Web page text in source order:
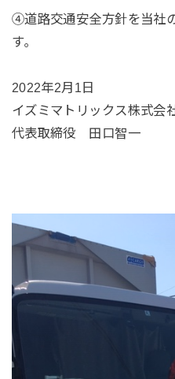
④道路交通安全方針を当社
す｡
2022年2月1日
イズミマトリックス株式会
代表取締役 田口智一